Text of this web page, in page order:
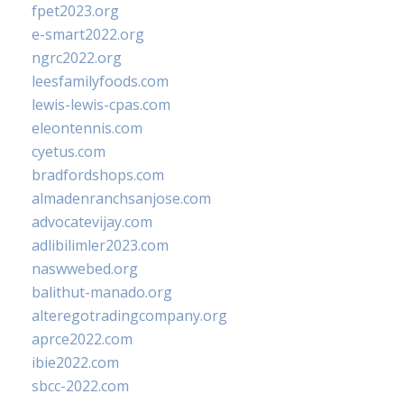
fpet2023.org
e-smart2022.org
ngrc2022.org
leesfamilyfoods.com
lewis-lewis-cpas.com
eleontennis.com
cyetus.com
bradfordshops.com
almadenranchsanjose.com
advocatevijay.com
adlibilimler2023.com
naswwebed.org
balithut-manado.org
alteregotradingcompany.org
aprce2022.com
ibie2022.com
sbcc-2022.com